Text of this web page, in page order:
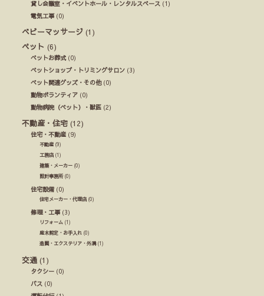
貸し会議室・イベントホール・レンタルスペース (1)
電気工事(0)
ベビーマッサージ (1)
ペット (6)
ペットお葬式(0)
ペットショップ・トリミングサロン (3)
ペット関連グッズ・その他(0)
動物ボランティア (0)
動物病院（ペット）・獣医 (2)
不動産・住宅 (12)
住宅・不動産 (9)
不動産 (9)
工務店 (1)
建築・メーカー (0)
設計事務所(0)
住宅設備(0)
住宅メーカー・代理店 (0)
修理・工事(3)
リフォーム (1)
庭木剪定・お手入れ (0)
造園・エクステリア・外溝(1)
交通 (1)
タクシー (0)
バス (0)